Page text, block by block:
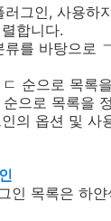
러그인, 사용하
합니다.
류를 바탕으로
순으로 목록
으로 목록을
의 옵션 및 사
인 목록은 하